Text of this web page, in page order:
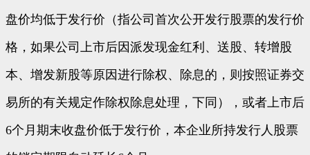
盘价均低于发行价（指公司首次公开发行股票的发行价
格，如果公司上市后因派发现金红利、送股、转增股
本、增发新股等原因进行除权、除息的，则按照证券交
易所的有关规定作除权除息处理，下同），或者上市后
6个月期末收盘价低于发行价，本企业所持发行人股票